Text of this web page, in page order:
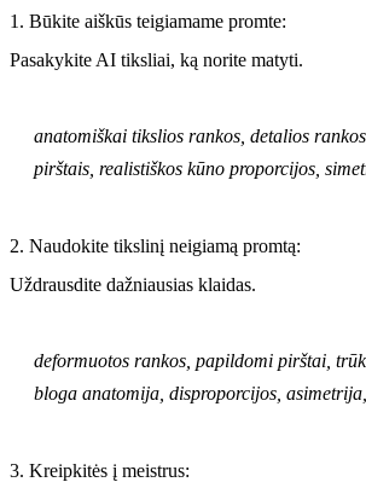
1. Būkite aiškūs teigiamame promte:
Pasakykite AI tiksliai, ką norite matyti.
anatomiškai tikslios rankos, detalios
pirštais, realistiškos kūno proporcijos,
2. Naudokite tikslinį neigiamą promtą:
Uždrausdite dažniausias klaidas.
deformuotos rankos, papildomi pirštai,
bloga anatomija, disproporcijos,
3. Kreipkitės į meistrus: